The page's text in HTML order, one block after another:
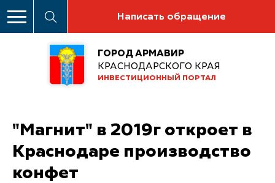
Написать обращение
ГОРОД АРМАВИР
КРАСНОДАРСКОГО КРАЯ
ИНВЕСТИЦИОННЫЙ ПОРТАЛ
"Магнит" в 2019г откроет в
Краснодаре производство
конфет